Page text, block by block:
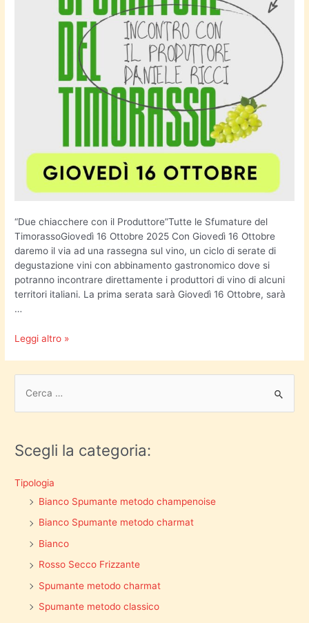
“Due chiacchere con il Produttore”Tutte le Sfumature del
TimorassoGiovedì 16 Ottobre 2025 Con Giovedì 16 Ottobre
daremo il via ad una rassegna sul vino, un ciclo di serate di
degustazione vini con abbinamento gastronomico dove si
potranno incontrare direttamente i produttori di vino di alcuni
territori italiani. La prima serata sarà Giovedì 16 Ottobre, sarà
…
Leggi altro »
Scegli la categoria:
Tipologia
Bianco Spumante metodo champenoise
Bianco Spumante metodo charmat
Bianco
Rosso Secco Frizzante
Spumante metodo charmat
Spumante metodo classico